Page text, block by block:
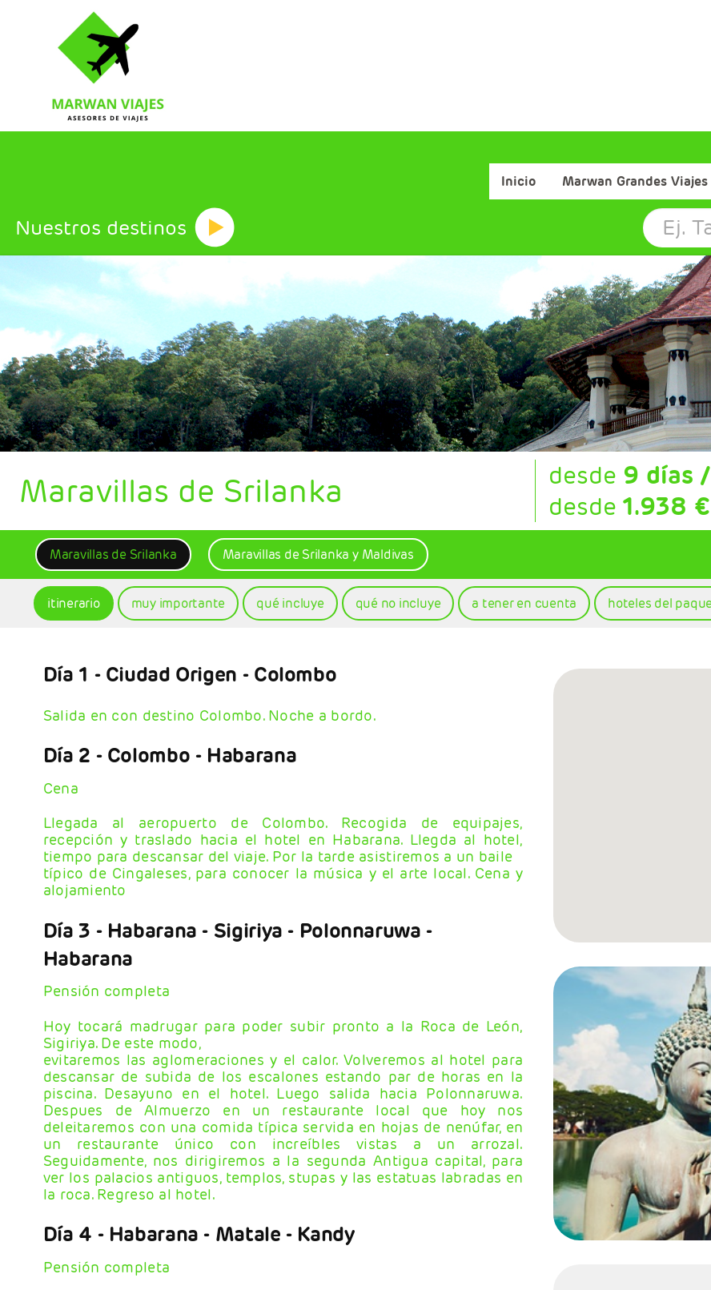
Inicio Marwan Grandes Viajes
Nuestros destinos
Maravillas de Srilanka desde 9 días
desde 1.938 €
Maravillas de Srilanka Maravillas de Srilanka y Maldivas
itinerario muy importante qué incluye qué no incluye a tener en cuenta hoteles del
Día 1 - Ciudad Origen - Colombo
Salida en con destino Colombo. Noche a bordo.
Día 2 - Colombo - Habarana
Cena
Llegada al aeropuerto de Colombo. Recogida de equipajes,
recepción y traslado hacia el hotel en Habarana. Llegda al hotel,
tiempo para descansar del viaje. Por la tarde asistiremos a un baile
típico de Cingaleses, para conocer la música y el arte local. Cena y
alojamiento
Día 3 - Habarana - Sigiriya - Polonnaruwa -
Habarana
Pensión completa
Hoy tocará madrugar para poder subir pronto a la Roca de León,
Sigiriya. De este modo,
evitaremos las aglomeraciones y el calor. Volveremos al hotel para
descansar de subida de los escalones estando par de horas en la
piscina. Desayuno en el hotel. Luego salida hacia Polonnaruwa.
Despues de Almuerzo en un restaurante local que hoy nos
deleitaremos con una comida típica servida en hojas de nenúfar, en
un restaurante único con increíbles vistas a un arrozal.
Seguidamente, nos dirigiremos a la segunda Antigua capital, para
ver los palacios antiguos, templos, stupas y las estatuas labradas en
la roca. Regreso al hotel.
Día 4 - Habarana - Matale - Kandy
Pensión completa